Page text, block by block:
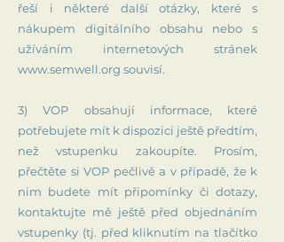
řeší i některé další otázky, které s
nákupem digitálního obsahu nebo s
užíváním internetových stránek
www.semwell.org souvisí.
3) VOP obsahují informace, které
potřebujete mít k dispozici ještě předtím,
než vstupenku zakoupíte. Prosím,
přečtěte si VOP pečlivě a v případě, že k
nim budete mít připomínky či dotazy,
kontaktujte mě ještě před objednáním
vstupenky (tj. před kliknutím na tlačítko